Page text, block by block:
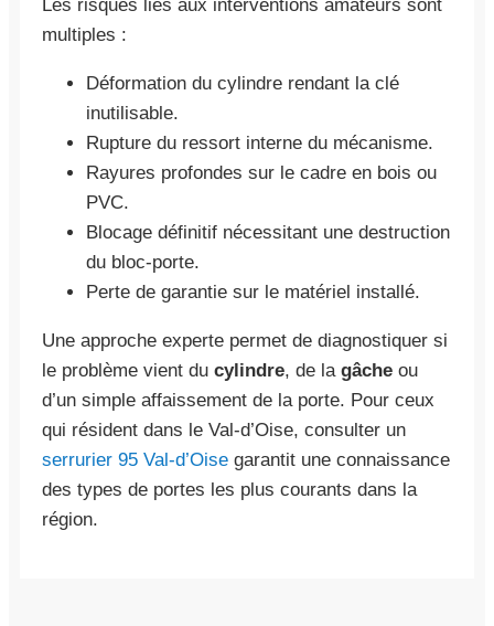
Les risques liés aux interventions amateurs sont
multiples :
Déformation du cylindre rendant la clé
inutilisable.
Rupture du ressort interne du mécanisme.
Rayures profondes sur le cadre en bois ou
PVC.
Blocage définitif nécessitant une destruction
du bloc-porte.
Perte de garantie sur le matériel installé.
Une approche experte permet de diagnostiquer si
le problème vient du cylindre, de la gâche ou
d’un simple affaissement de la porte. Pour ceux
qui résident dans le Val-d’Oise, consulter un
serrurier 95 Val-d’Oise garantit une connaissance
des types de portes les plus courants dans la
région.